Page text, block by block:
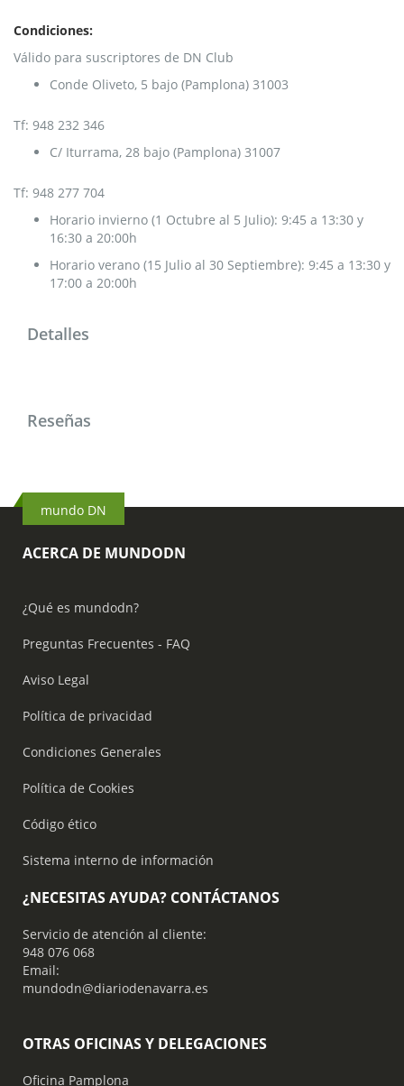
Condiciones:
Válido para suscriptores de DN Club
Conde Oliveto, 5 bajo (Pamplona) 31003
Tf: 948 232 346
C/ Iturrama, 28 bajo (Pamplona) 31007
Tf: 948 277 704
Horario invierno (1 Octubre al 5 Julio): 9:45 a 13:30 y
16:30 a 20:00h
Horario verano (15 Julio al 30 Septiembre): 9:45 a 13:30 y
17:00 a 20:00h
Detalles
Reseñas
mundo DN
ACERCA DE MUNDODN
¿Qué es mundodn?
Preguntas Frecuentes - FAQ
Aviso Legal
Política de privacidad
Condiciones Generales
Política de Cookies
Código ético
Sistema interno de información
¿NECESITAS AYUDA? CONTÁCTANOS
Servicio de atención al cliente:
948 076 068
Email:
mundodn@diariodenavarra.es
OTRAS OFICINAS Y DELEGACIONES
Oficina Pamplona